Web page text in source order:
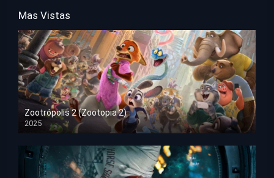
Mas Vistas
Zootrópolis 2 (Zootopia 2)
2025
HD 1080p